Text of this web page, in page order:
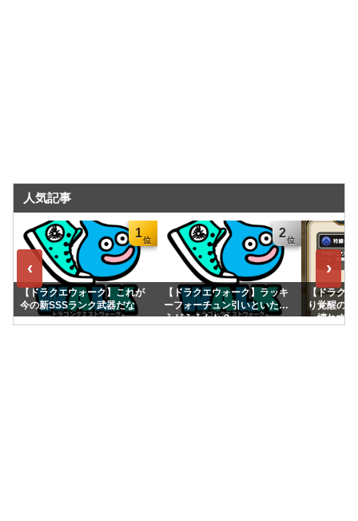
人気記事
‹
1
【ドラクエウォーク】これが
今の新SSSランク武器だな
2
【ドラクエウォーク】ラッキ
ーフォーチュン引いといたほ
うがええんか？
【ドラク
り覚醒の
っ壊れすぎ
›